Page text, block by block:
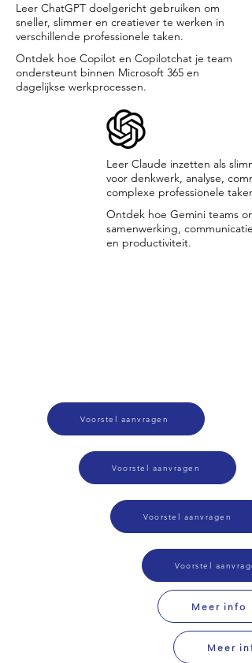
Leer ChatGPT doelgericht gebruiken om
sneller, slimmer en creatiever te werken in
verschillende professionele taken.
Ontdek hoe Copilot en Copilotchat je team
ondersteunt binnen Microsoft 365 en
dagelijkse werkprocessen.
Leer Claude inzetten als
voor denkwerk, analyse,
complexe professionele taken.
Ontdek hoe Gemini teams
samenwerking,
en productiviteit.
Voorstel aanvragen
Voorstel aanvragen
Voorstel aanvragen
Voorstel
Meer info
Meer